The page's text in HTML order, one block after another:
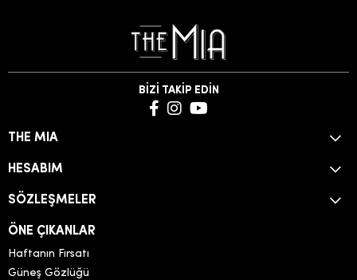
BİZİ TAKİP EDİN
THE MIA
HESABIM
SÖZLEŞMELER
ÖNE ÇIKANLAR
Haftanın Fırsatı
Güneş Gözlüğü